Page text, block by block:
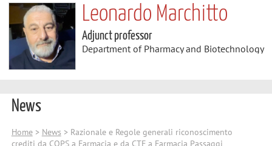
Leonardo Marchitto
Adjunct professor
Department of Pharmacy and Biotechnology
News
Home> News > Razionale e Regole generali riconoscimento
crediti da CQPS a Farmacia e da CTF a Farmacia Passaggi